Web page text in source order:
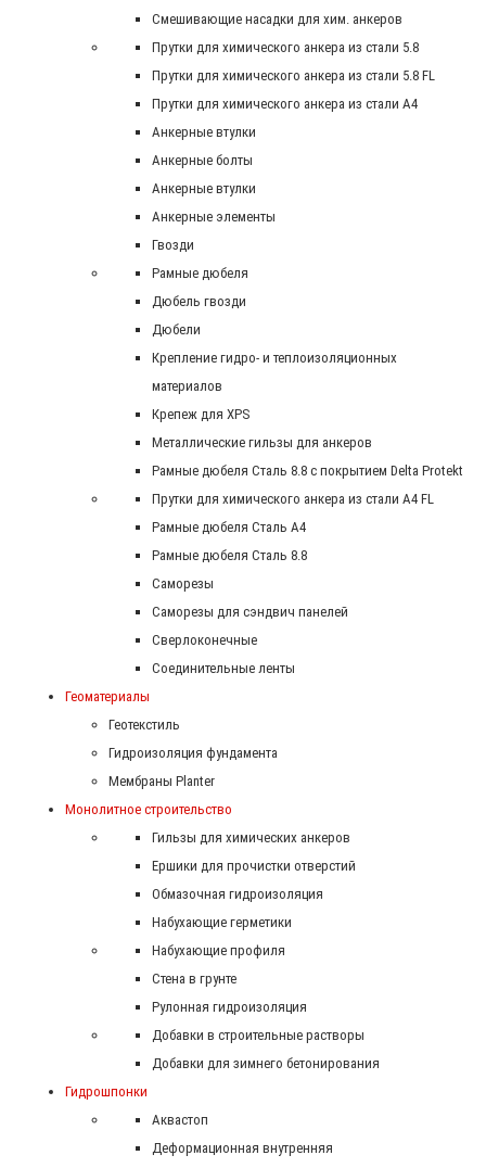
Смешивающие насадки для хим. анкеров
Прутки для химического анкера из стали 5.8
Прутки для химического анкера из стали 5.8 FL
Прутки для химического анкера из стали А4
Анкерные втулки
Анкерные болты
Анкерные втулки
Анкерные элементы
Гвозди
Рамные дюбеля
Дюбель гвозди
Дюбели
Крепление гидро- и теплоизоляционных
материалов
Крепеж для XPS
Металлические гильзы для анкеров
Рамные дюбеля Сталь 8.8 с покрытием Delta Protekt
Прутки для химического анкера из стали А4 FL
Рамные дюбеля Сталь A4
Рамные дюбеля Сталь 8.8
Саморезы
Саморезы для сэндвич панелей
Сверлоконечные
Соединительные ленты
Геоматериалы
Геотекстиль
Гидроизоляция фундамента
Мембраны Planter
Монолитное строительство
Гильзы для химических анкеров
Ершики для прочистки отверстий
Обмазочная гидроизоляция
Набухающие герметики
Набухающие профиля
Стена в грунте
Рулонная гидроизоляция
Добавки в строительные растворы
Добавки для зимнего бетонирования
Гидрошпонки
Аквастоп
Деформационная внутренняя